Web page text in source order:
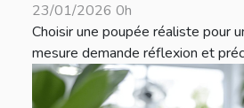
23/01/2026 0h
Choisir une poupée réaliste pour
mesure demande réflexion et